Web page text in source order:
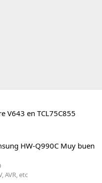
V643 en TCL75C855
HW-Q990C Muy buen
AVR, etc